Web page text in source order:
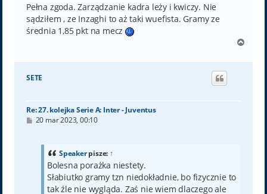
Pełna zgoda. Zarządzanie kadra leży i kwiczy. Nie
sądziłem , ze Inzaghi to aż taki wuefista. Gramy ze
średnia 1,85 pkt na mecz
g
SETE
Re: 27. kolejka Serie A: Inter - Juventus
P20 mar 2023, 00:10
Speakerpisze: ↑
Bolesna porażka niestety.
Słabiutko gramy tzn niedokładnie, bo fizycznie to
tak źle nie wygląda. Zaś nie wiem dlaczego ale